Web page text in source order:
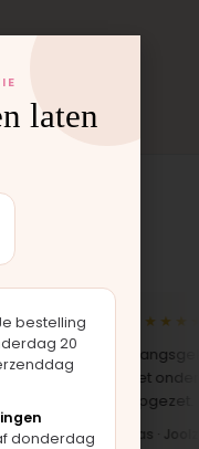
de
nieuw
★★★★★
het
opgezet.
Bas · Joolz
laten
bestelling
20
donderdag